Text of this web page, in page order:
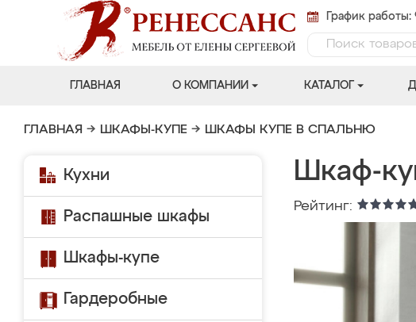
График работы:
ГЛАВНАЯ О КОМПАНИИ КАТАЛОГ
ГЛАВНАЯ → ШКАФЫ-КУПЕ → ШКАФЫ КУПЕ В СПАЛЬНЮ
Кухни
Распашные шкафы
Шкафы-купе
Гардеробные
Шкаф-
Рейтинг: